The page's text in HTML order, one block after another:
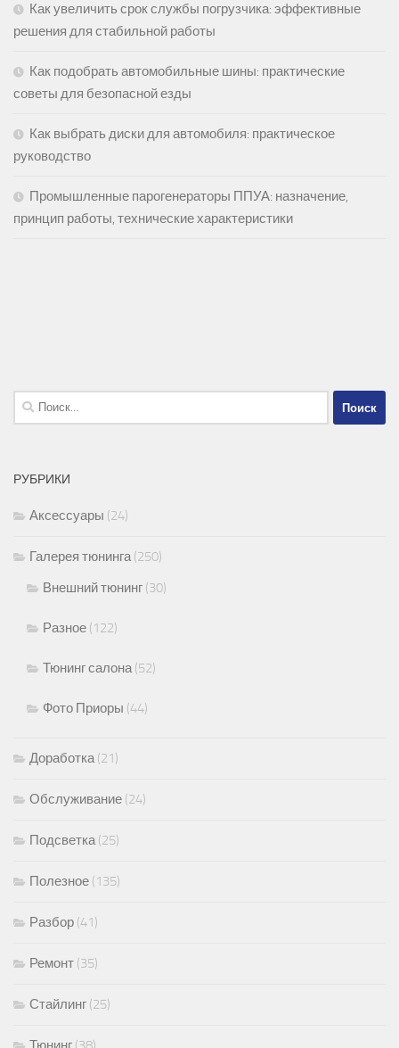
Как увеличить срок службы погрузчика: эффективные
решения для стабильной работы
Как подобрать автомобильные шины: практические
советы для безопасной езды
Как выбрать диски для автомобиля: практическое
руководство
Промышленные парогенераторы ППУА: назначение,
принцип работы, технические характеристики
Найти:
РУБРИКИ
Аксессуары (24)
Галерея тюнинга(250)
Внешний тюнинг (30)
Разное (122)
Тюнинг салона(52)
Фото Приоры (44)
Доработка(21)
Обслуживание (24)
Подсветка(25)
Полезное (135)
Разбор (41)
Ремонт (35)
Стайлинг (25)